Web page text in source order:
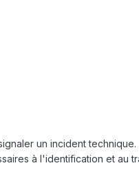
un incident technique.
à l'identification et au